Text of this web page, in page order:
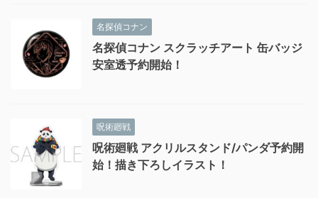
名探偵コナン
名探偵コナン スクラッチアート 缶バッジ
安室透予約開始！
呪術廻戦
呪術廻戦 アクリルスタンド/パンダ予約開
始！描き下ろしイラスト！